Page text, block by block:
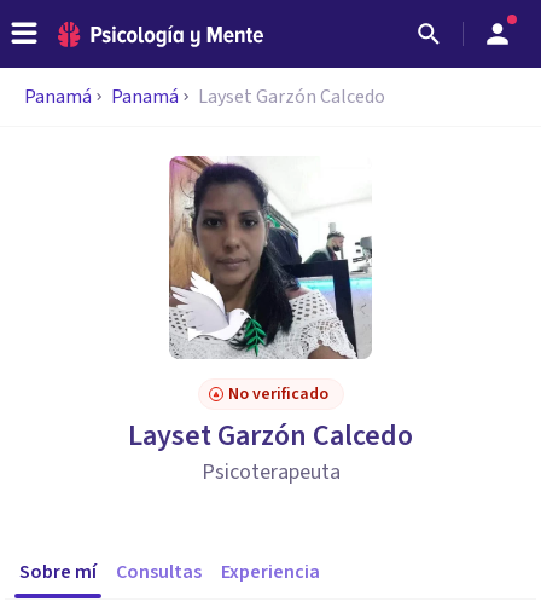
Panamá Panamá Layset Garzón Calcedo
No verificado
Layset Garzón Calcedo
Psicoterapeuta
Sobre mí Consultas Experiencia